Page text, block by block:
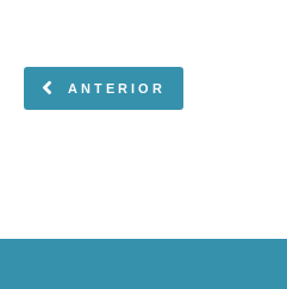
ANTERIOR